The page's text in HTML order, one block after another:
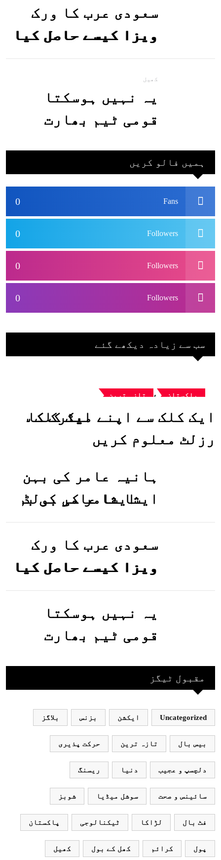
سعودی عرب کا ورک
ویزا کیسے حاصل کیا
جاسکتا ہے؟جانیے
کھیل
یہ نہیں ہوسکتا
قومی ٹیم بھارت
بھارتی ٹیم پاکستان
نہ آئے، محسن نقوی
ہمیں فالو کریں
0 Fans
0 Followers
0 Followers
0 Followers
سب سے زیادہ دیکھے گئے
پاکستان , تازہ ترین
ایک کلک سے اپنے میٹرک کا
رزلٹ معلوم کریں
ہانیہ عامر کی بہن
ایشا عامر کی بولڈ
تصاویر وائرل ہو
گئیں
سعودی عرب کا ورک
ویزا کیسے حاصل کیا
جاسکتا ہے؟جانیے
یہ نہیں ہوسکتا
قومی ٹیم بھارت
بھارتی ٹیم پاکستانمقبول ٹیگز
Uncategorized ایکشن بزنس بلاگز
بیس بال تازہ ترین حرکت پذیری
دلچسپ و عجیب دنیا ریسنگ
سائینس و صحت سوشل میڈیا شوبز
فٹ بال لڑاکا ٹیکنالوجی پاکستان
پول کرائم کھل کے بول کھیل